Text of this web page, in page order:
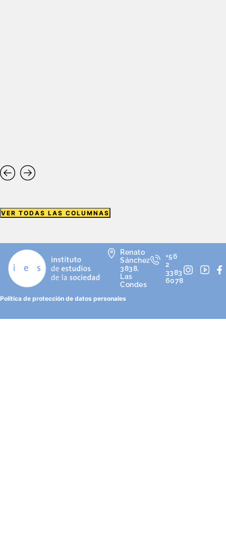
VER TODAS LAS COLUMNAS
Renato
Sánchez
3838,
Las
Condes
+56
2
3383
6078
Política de protección de datos personales